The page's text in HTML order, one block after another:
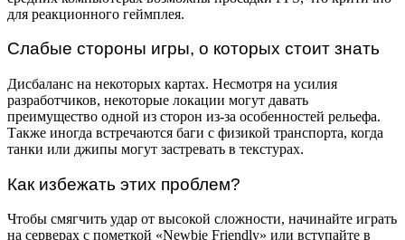
для реакционного геймплея.
Слабые стороны игры, о которых стоит знать
Дисбаланс на некоторых картах. Несмотря на усилия
разработчиков, некоторые локации могут давать
преимущество одной из сторон из-за особенностей рельефа.
Также иногда встречаются баги с физикой транспорта, когда
танки или джипы могут застревать в текстурах.
Как избежать этих проблем?
Чтобы смягчить удар от высокой сложности, начинайте играть
на серверах с пометкой «Newbie Friendly» или вступайте в